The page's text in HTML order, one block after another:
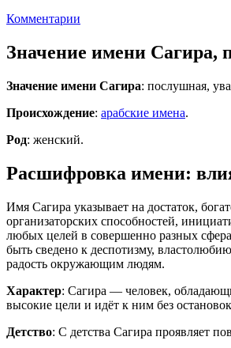
Комментарии
Значение имени Сагира,
Значение имени Сагира: послушная,
Происхождение: арабские имена.
Род: женский.
Расшифровка имени:
Имя Сагира указывает на достаток,
организаторских способностей,
любых целей в совершенно разных
быть сведено к деспотизму,
радость окружающим людям.
Характер: Сагира — человек,
высокие цели и идёт к ним без
Детство: С детства Сагира проявляет